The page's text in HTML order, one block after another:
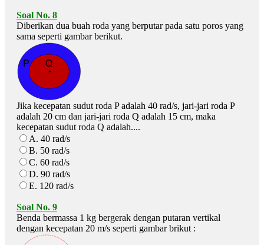
Soal No. 8
Diberikan dua buah roda yang berputar pada satu poros yang
sama seperti gambar berikut.
Jika kecepatan sudut roda P adalah 40 rad/s, jari-jari roda P
adalah 20 cm dan jari-jari roda Q adalah 15 cm, maka
kecepatan sudut roda Q adalah....
A. 40 rad/s
B. 50 rad/s
C. 60 rad/s
D. 90 rad/s
E. 120 rad/s
Soal No. 9
Benda bermassa 1 kg bergerak dengan putaran vertikal
dengan kecepatan 20 m/s seperti gambar brikut :